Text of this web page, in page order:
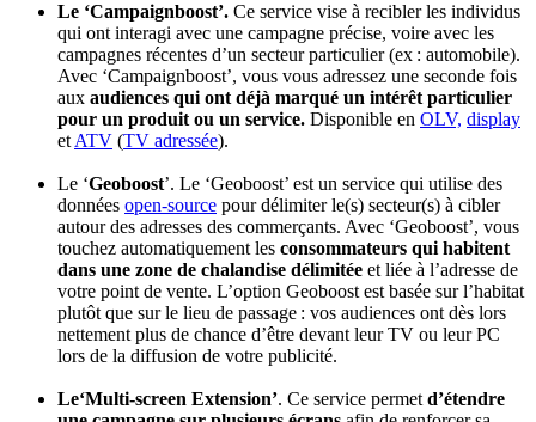
Le ‘Campaignboost’. Ce service vise à recibler les individus
qui ont interagi avec une campagne précise, voire avec les
campagnes récentes d’un secteur particulier (ex : automobile).
Avec ‘Campaignboost’, vous vous adressez une seconde fois
aux audiences qui ont déjà marqué un intérêt particulier
pour un produit ou un service. Disponible en OLV, display
et ATV (TV adressée).
Le ‘Geoboost’. Le ‘Geoboost’ est un service qui utilise des
données open-source pour délimiter le(s) secteur(s) à cibler
autour des adresses des commerçants. Avec ‘Geoboost’, vous
touchez automatiquement les consommateurs qui habitent
dans une zone de chalandise délimitée et liée à l’adresse de
votre point de vente. L’option Geoboost est basée sur l’habitat
plutôt que sur le lieu de passage : vos audiences ont dès lors
nettement plus de chance d’être devant leur TV ou leur PC
lors de la diffusion de votre publicité.
Le‘Multi-screen Extension’. Ce service permet d’étendre